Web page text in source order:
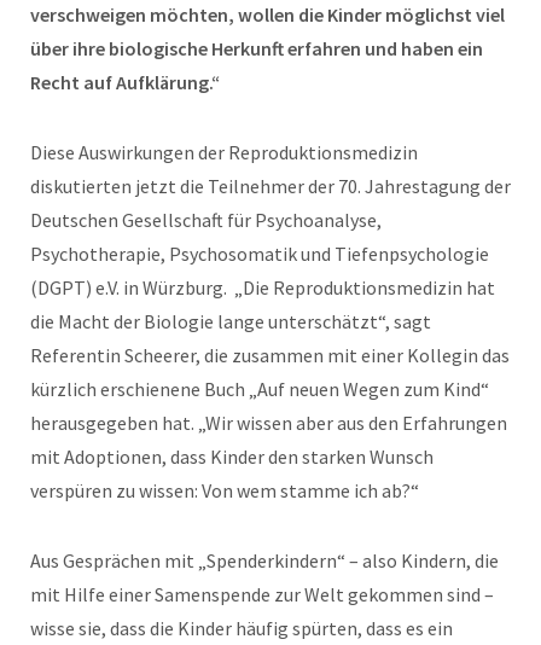
verschweigen möchten, wollen die Kinder möglichst viel
über ihre biologische Herkunft erfahren und haben ein
Recht auf Aufklärung.“
Diese Auswirkungen der Reproduktionsmedizin
diskutierten jetzt die Teilnehmer der 70. Jahrestagung der
Deutschen Gesellschaft für Psychoanalyse,
Psychotherapie, Psychosomatik und Tiefenpsychologie
(DGPT) e.V. in Würzburg. „Die Reproduktionsmedizin hat
die Macht der Biologie lange unterschätzt“, sagt
Referentin Scheerer, die zusammen mit einer Kollegin das
kürzlich erschienene Buch „Auf neuen Wegen zum Kind“
herausgegeben hat. „Wir wissen aber aus den Erfahrungen
mit Adoptionen, dass Kinder den starken Wunsch
verspüren zu wissen: Von wem stamme ich ab?“
Aus Gesprächen mit „Spenderkindern“ – also Kindern, die
mit Hilfe einer Samenspende zur Welt gekommen sind –
wisse sie, dass die Kinder häufig spürten, dass es ein